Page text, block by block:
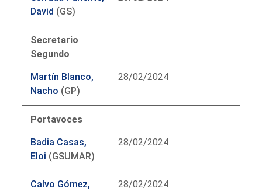
David (GS)
Secretario
Segundo
Martín Blanco,
Nacho (GP)
28/02/2024
Portavoces
Badia Casas,
Eloi (GSUMAR)
28/02/2024
Calvo Gómez,
28/02/2024